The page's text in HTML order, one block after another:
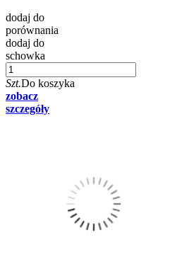
dodaj do
porównania
dodaj do
schowka
Szt.Do koszyka
zobacz
szczegóły